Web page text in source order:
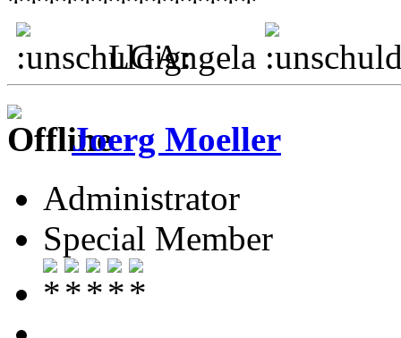
LGAngela
Joerg Moeller
Administrator
Special Member